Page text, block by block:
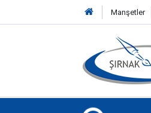
Manşetler